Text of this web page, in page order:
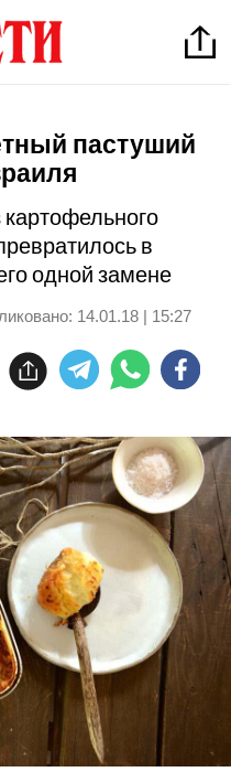
пастуший
в
одной замене
14.01.18 | 15:27